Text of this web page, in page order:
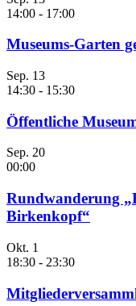
14:00 - 17:00
Museums-Garten
Sep. 13
14:30 - 15:30
Öffentliche
Sep. 20
00:00
Rundwanderung
Birkenkopf“
Okt. 1
18:30 - 23:30